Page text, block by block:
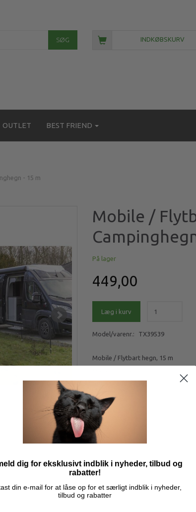
SØG INDKØBSKURV
OUTLET BEST FRIEND
- 15 m
Mobile /
På lager
449,00
Læg i kurv
Model/varenr.: TX39539
Mobile / Flytbart hegn, 15 m
dig for eksklusivt indblik i nyheder, tilbud og
rabatter!
din e-mail for at låse op for et særligt indblik i nyheder,
tilbud og rabatter